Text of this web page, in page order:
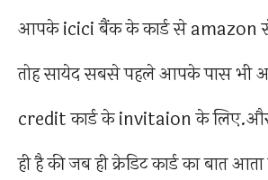
आपके icici बैंक के कार्ड से amazon
तोह सायेद सबसे पहले आपके पास भी
credit कार्ड के invitaion के
ही है की जब ही क्रेडिट कार्ड का बात